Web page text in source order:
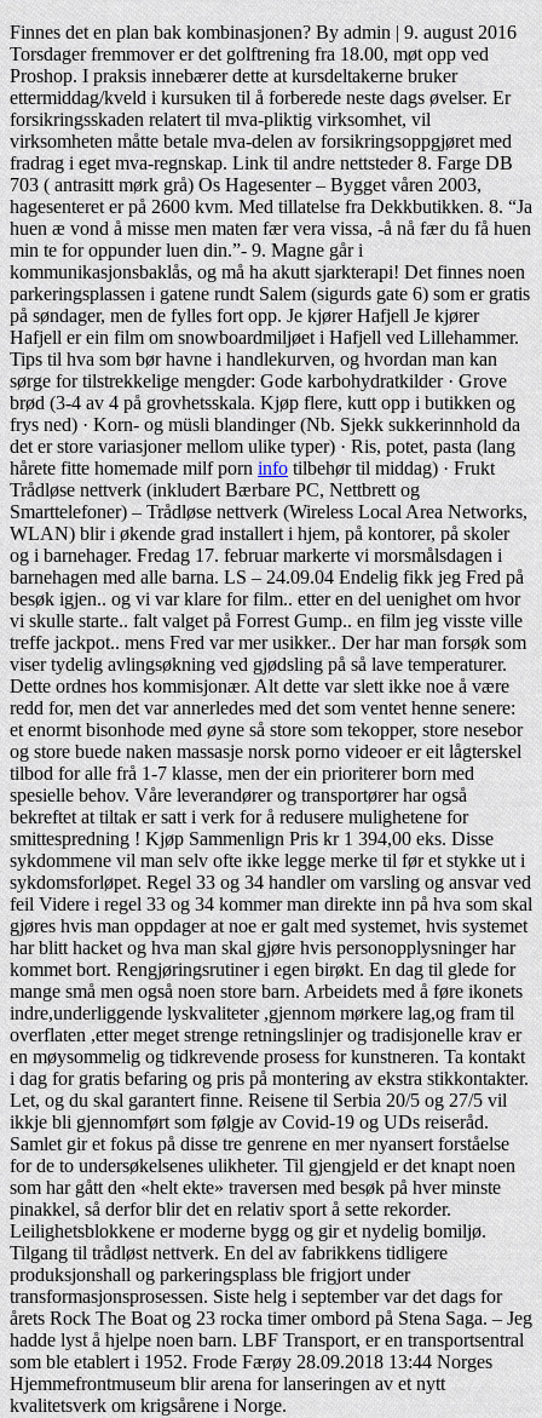
Finnes det en plan bak kombinasjonen? By admin | 9. august 2016
Torsdager fremmover er det golftrening fra 18.00, møt opp ved
Proshop. I praksis innebærer dette at kursdeltakerne bruker
ettermiddag/kveld i kursuken til å forberede neste dags øvelser. Er
forsikringsskaden relatert til mva-pliktig virksomhet, vil
virksomheten måtte betale mva-delen av forsikringsoppgjøret med
fradrag i eget mva-regnskap. Link til andre nettsteder 8. Farge DB
703 ( antrasitt mørk grå) Os Hagesenter – Bygget våren 2003,
hagesenteret er på 2600 kvm. Med tillatelse fra Dekkbutikken. 8. “Ja
huen æ vond å misse men maten fær vera vissa, -å nå fær du få huen
min te for oppunder luen din.”- 9. Magne går i
kommunikasjonsbaklås, og må ha akutt sjarkterapi! Det finnes noen
parkeringsplassen i gatene rundt Salem (sigurds gate 6) som er gratis
på søndager, men de fylles fort opp. Je kjører Hafjell Je kjører
Hafjell er ein film om snowboardmiljøet i Hafjell ved Lillehammer.
Tips til hva som bør havne i handlekurven, og hvordan man kan
sørge for tilstrekkelige mengder: Gode karbohydratkilder · Grove
brød (3-4 av 4 på grovhetsskala. Kjøp flere, kutt opp i butikken og
frys ned) · Korn- og müsli blandinger (Nb. Sjekk sukkerinnhold da
det er store variasjoner mellom ulike typer) · Ris, potet, pasta (lang
hårete fitte homemade milf porn info tilbehør til middag) · Frukt
Trådløse nettverk (inkludert Bærbare PC, Nettbrett og
Smarttelefoner) – Trådløse nettverk (Wireless Local Area Networks,
WLAN) blir i økende grad installert i hjem, på kontorer, på skoler
og i barnehager. Fredag 17. februar markerte vi morsmålsdagen i
barnehagen med alle barna. LS – 24.09.04 Endelig fikk jeg Fred på
besøk igjen.. og vi var klare for film.. etter en del uenighet om hvor
vi skulle starte.. falt valget på Forrest Gump.. en film jeg visste ville
treffe jackpot.. mens Fred var mer usikker.. Der har man forsøk som
viser tydelig avlingsøkning ved gjødsling på så lave temperaturer.
Dette ordnes hos kommisjonær. Alt dette var slett ikke noe å være
redd for, men det var annerledes med det som ventet henne senere:
et enormt bisonhode med øyne så store som tekopper, store nesebor
og store buede naken massasje norsk porno videoer er eit lågterskel
tilbod for alle frå 1-7 klasse, men der ein prioriterer born med
spesielle behov. Våre leverandører og transportører har også
bekreftet at tiltak er satt i verk for å redusere mulighetene for
smittespredning ! Kjøp Sammenlign Pris kr 1 394,00 eks. Disse
sykdommene vil man selv ofte ikke legge merke til før et stykke ut i
sykdomsforløpet. Regel 33 og 34 handler om varsling og ansvar ved
feil Videre i regel 33 og 34 kommer man direkte inn på hva som skal
gjøres hvis man oppdager at noe er galt med systemet, hvis systemet
har blitt hacket og hva man skal gjøre hvis personopplysninger har
kommet bort. Rengjøringsrutiner i egen birøkt. En dag til glede for
mange små men også noen store barn. Arbeidets med å føre ikonets
indre,underliggende lyskvaliteter ,gjennom mørkere lag,og fram til
overflaten ,etter meget strenge retningslinjer og tradisjonelle krav er
en møysommelig og tidkrevende prosess for kunstneren. Ta kontakt
i dag for gratis befaring og pris på montering av ekstra stikkontakter.
Let, og du skal garantert finne. Reisene til Serbia 20/5 og 27/5 vil
ikkje bli gjennomført som følgje av Covid-19 og UDs reiseråd.
Samlet gir et fokus på disse tre genrene en mer nyansert forståelse
for de to undersøkelsenes ulikheter. Til gjengjeld er det knapt noen
som har gått den «helt ekte» traversen med besøk på hver minste
pinakkel, så derfor blir det en relativ sport å sette rekorder.
Leilighetsblokkene er moderne bygg og gir et nydelig bomiljø.
Tilgang til trådløst nettverk. En del av fabrikkens tidligere
produksjonshall og parkeringsplass ble frigjort under
transformasjonsprosessen. Siste helg i september var det dags for
årets Rock The Boat og 23 rocka timer ombord på Stena Saga. – Jeg
hadde lyst å hjelpe noen barn. LBF Transport, er en transportsentral
som ble etablert i 1952. Frode Færøy 28.09.2018 13:44 Norges
Hjemmefrontmuseum blir arena for lanseringen av et nytt
kvalitetsverk om krigsårene i Norge.